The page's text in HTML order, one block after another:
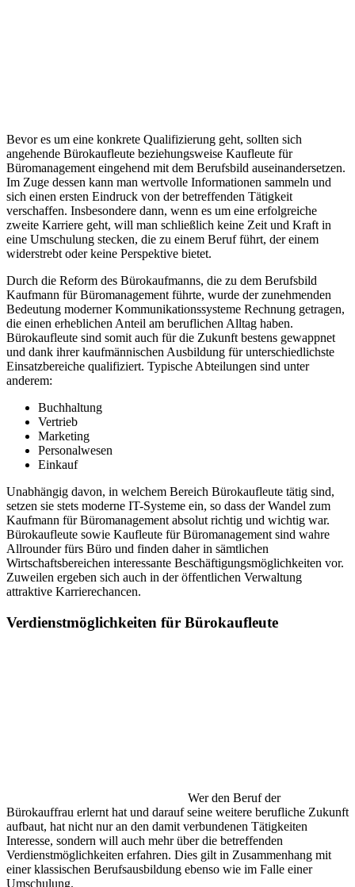
Bevor es um eine konkrete Qualifizierung geht, sollten sich
angehende Bürokaufleute beziehungsweise Kaufleute für
Büromanagement eingehend mit dem Berufsbild auseinandersetzen.
Im Zuge dessen kann man wertvolle Informationen sammeln und
sich einen ersten Eindruck von der betreffenden Tätigkeit
verschaffen. Insbesondere dann, wenn es um eine erfolgreiche
zweite Karriere geht, will man schließlich keine Zeit und Kraft in
eine Umschulung stecken, die zu einem Beruf führt, der einem
widerstrebt oder keine Perspektive bietet.
Durch die Reform des Bürokaufmanns, die zu dem Berufsbild
Kaufmann für Büromanagement führte, wurde der zunehmenden
Bedeutung moderner Kommunikationssysteme Rechnung getragen,
die einen erheblichen Anteil am beruflichen Alltag haben.
Bürokaufleute sind somit auch für die Zukunft bestens gewappnet
und dank ihrer kaufmännischen Ausbildung für unterschiedlichste
Einsatzbereiche qualifiziert. Typische Abteilungen sind unter
anderem:
Buchhaltung
Vertrieb
Marketing
Personalwesen
Einkauf
Unabhängig davon, in welchem Bereich Bürokaufleute tätig sind,
setzen sie stets moderne IT-Systeme ein, so dass der Wandel zum
Kaufmann für Büromanagement absolut richtig und wichtig war.
Bürokaufleute sowie Kaufleute für Büromanagement sind wahre
Allrounder fürs Büro und finden daher in sämtlichen
Wirtschaftsbereichen interessante Beschäftigungsmöglichkeiten vor.
Zuweilen ergeben sich auch in der öffentlichen Verwaltung
attraktive Karrierechancen.
Verdienstmöglichkeiten für Bürokaufleute
Wer den Beruf der
Bürokauffrau erlernt hat und darauf seine weitere berufliche Zukunft
aufbaut, hat nicht nur an den damit verbundenen Tätigkeiten
Interesse, sondern will auch mehr über die betreffenden
Verdienstmöglichkeiten erfahren. Dies gilt in Zusammenhang mit
einer klassischen Berufsausbildung ebenso wie im Falle einer
Umschulung.